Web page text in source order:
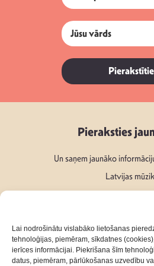
Lai nodrošinātu vislabāko lietošanas
tehnoloģijas, piemēram, sīkdatnes
ierīces informācijai. Piekrišana šīm
datus, piemēram, pārlūkošanas uzvedību
Pieraksties
Un saņem jaunāko
Latvijas
Seko mums: